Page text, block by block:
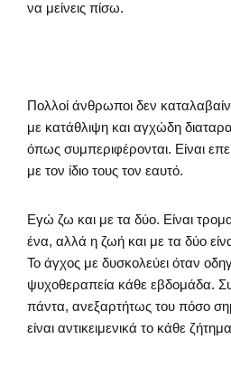
να μείνεις πίσω.
Πολλοί άνθρωποι δεν
με κατάθλιψη και αγχώδη
όπως συμπεριφέρονται. Είναι
με τον ίδιο τους τον εαυτό.
Εγώ ζω και με τα δύο. Είναι
ένα, αλλά η ζωή και με τα δύο
Το άγχος με δυσκολεύει όταν
ψυχοθεραπεία κάθε εβδομάδα.
πάντα, ανεξαρτήτως του πόσο
είναι αντικειμενικά το κάθε